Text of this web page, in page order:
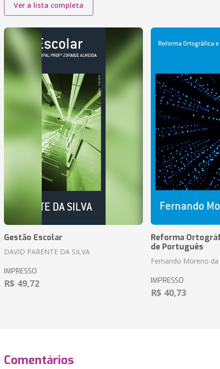
Ver a lista completa
Gestão Escolar
DAVID PARENTE DA SILVA
IMPRESSO
R$ 49,72
Reforma
de Português
Fernando Moreno da
IMPRESSO
R$ 40,73
Comentários